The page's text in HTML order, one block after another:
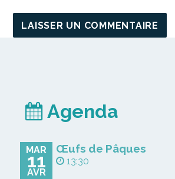
Agenda
MAR
11
AVR
Œufs de Pâques
13:30